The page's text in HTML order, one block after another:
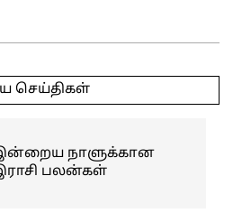
செய்திகள்
நாளுக்கான
பலன்கள்